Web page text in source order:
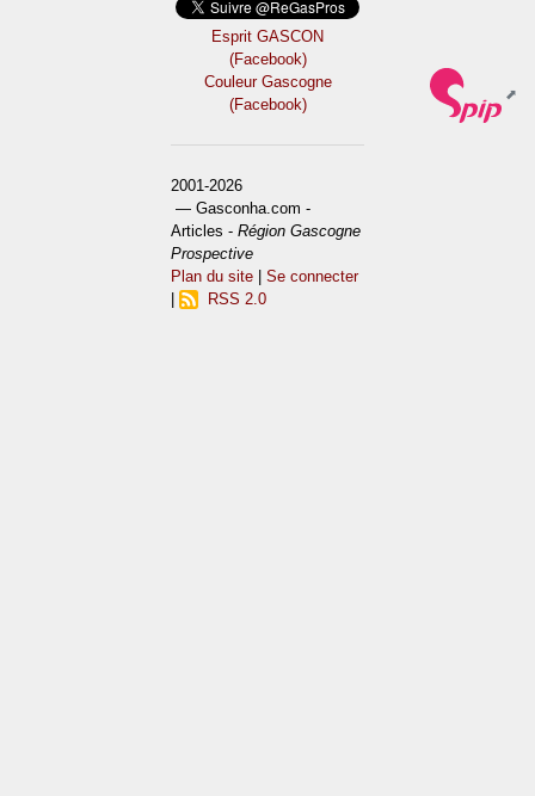
Esprit GASCON
(Facebook)
Couleur Gascogne
(Facebook)
2001-2026
— Gasconha.com -
Articles -Région Gascogne
Prospective
Plan du site |Se connecter
RSS 2.0